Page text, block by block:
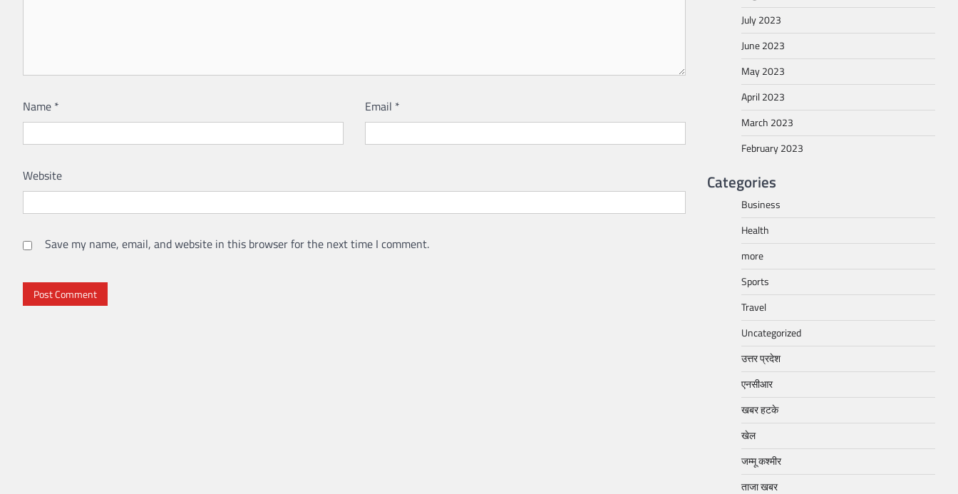
Name * Email *
Website
Save my name, email, and website in this browser for the next time I comment.
July 2023
June 2023
May 2023
April 2023
March 2023
February 2023
Categories
Business
Health
more
Sports
Travel
Uncategorized
उत्तर प्रदेश
एनसीआर
खबर हटके
खेल
जम्मू कश्मीर
ताजा खबर